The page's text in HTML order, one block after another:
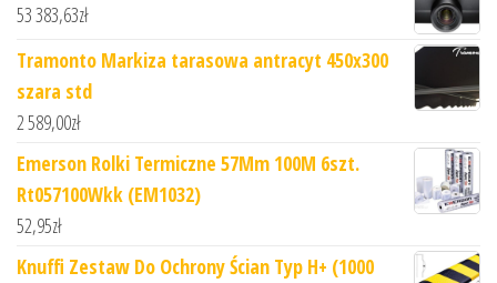
53 383,63zł
Tramonto Markiza tarasowa antracyt 450x300
szara std
2 589,00zł
Emerson Rolki Termiczne 57Mm 100M 6szt.
Rt057100Wkk (EM1032)
52,95zł
Knuffi Zestaw Do Ochrony Ścian Typ H+ (1000